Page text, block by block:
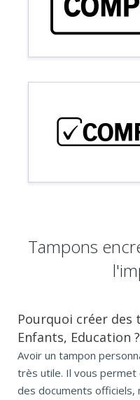
Tampons
Pourquoi créer des
Enfants, Education ?
Avoir un tampon
très utile. Il vous permet
des documents officiels,